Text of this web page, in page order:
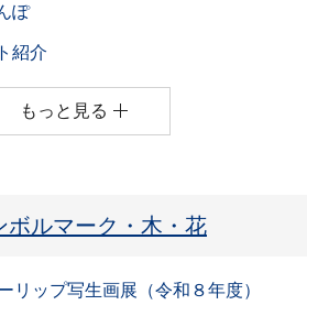
ぽ
紹介
もっと見る
ボルマーク・木・花
リップ写生画展（令和８年度）